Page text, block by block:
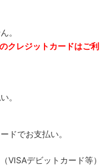
。
クレジットカードはご利
。
ドでお支払い。
VISAデビットカード等）